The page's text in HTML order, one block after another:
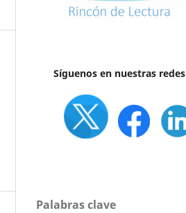
Síguenos en nuestras redes
Palabras clave